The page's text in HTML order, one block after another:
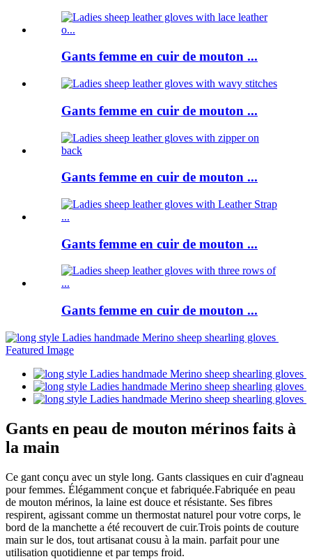
Gants femme en cuir de mouton ...
Gants femme en cuir de mouton ...
Gants femme en cuir de mouton ...
Gants femme en cuir de mouton ...
Gants femme en cuir de mouton ...
Gants en peau de mouton mérinos faits à
la main
Ce gant conçu avec un style long. Gants classiques en cuir d'agneau
pour femmes. Élégamment conçue et fabriquée.Fabriquée en peau
de mouton mérinos, la laine est douce et résistante. Ses fibres
respirent, agissant comme un thermostat naturel pour votre corps, le
bord de la manchette a été recouvert de cuir.Trois points de couture
main sur le dos, tout artisanat cousu à la main. parfait pour une
utilisation quotidienne et par temps froid.